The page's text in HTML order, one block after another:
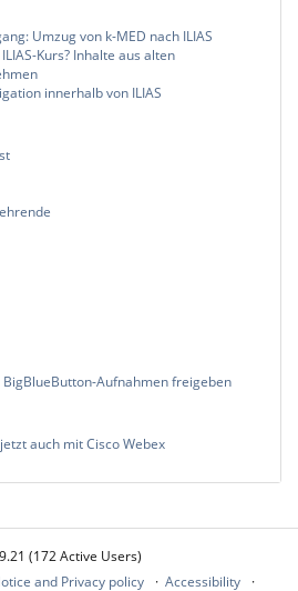
Umzug von k-MED nach ILIAS
Kurs? Inhalte aus alten
innerhalb von ILIAS
Aufnahmen freigeben
auch mit Cisco Webex
(172 Active Users)
and Privacy policy Accessibility